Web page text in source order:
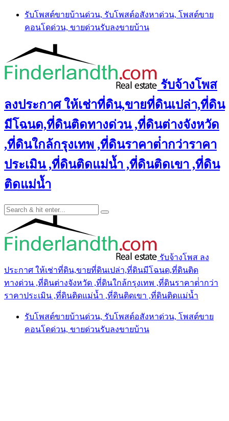
Skip
content
รับโพสต์ขายบ้านด่วน, รับโพสต์อสังหาด่วน, โพสต์ขาย
คอนโดด่วน, ขายด่วนรับลงขายบ้าน
รับจ้างโพส
ลงประกาศ ให้เช่าที่ดิน,ขายที่ดินเปล่า,ที่ดิน
มีโฉนด,ที่ดินติดทางด่วน ,ที่ดินต่างจังหวัด
,ที่ดินใกล้กรุงเทพ ,ที่ดินราคาต่ํากว่าราคา
ประเมิน ,ที่ดินติดแม่น้ำ ,ที่ดินติดเขา ,ที่ดิน
ติดแม่น้ำ
รับจ้างโพส ลง
ประกาศ ให้เช่าที่ดิน,ขายที่ดินเปล่า,ที่ดินมีโฉนด,ที่ดินติด
ทางด่วน ,ที่ดินต่างจังหวัด ,ที่ดินใกล้กรุงเทพ ,ที่ดินราคาต่ํากว่า
ราคาประเมิน ,ที่ดินติดแม่น้ำ ,ที่ดินติดเขา ,ที่ดินติดแม่น้ำ
รับโพสต์ขายบ้านด่วน, รับโพสต์อสังหาด่วน, โพสต์ขาย
คอนโดด่วน, ขายด่วนรับลงขายบ้าน